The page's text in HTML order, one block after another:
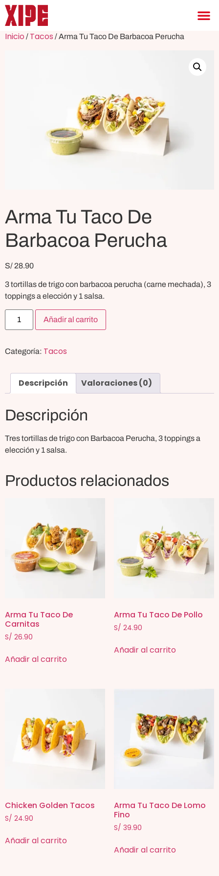
Inicio / Tacos / Arma Tu Taco De Barbacoa Perucha
Arma Tu Taco De
Barbacoa Perucha
S/ 28.90
3 tortillas de trigo con barbacoa perucha (carne mechada), 3
toppings a elección y 1 salsa.
Añadir al carrito
Categoría: Tacos
Descripción Valoraciones (0)
Descripción
Tres tortillas de trigo con Barbacoa Perucha, 3 toppings a
elección y 1 salsa.
Productos relacionados
Arma Tu Taco De
Carnitas
S/ 26.90
Añadir al carrito
Arma Tu Taco De Pollo
S/ 24.90
Añadir al carrito
Chicken Golden Tacos
S/ 24.90
Añadir al carrito
Arma Tu Taco De Lomo
Fino
S/ 39.90
Añadir al carrito